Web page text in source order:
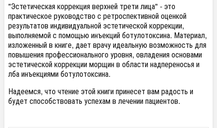
"Эстетическая коррекция верхней трети лица" - это
практическое руководство с ретроспективной оценкой
результатов индивидуальной эстетической коррекции,
выполняемой с помощью инъекций ботулотоксина. Материал,
изложенный в книге, дает врачу идеальную возможность для
повышения профессионального уровня, овладения основами
эстетической коррекции морщин в области надпереносья и
лба инъекциями ботулотоксина.
Надеемся, что чтение этой книги принесет вам радость и
будет способствовать успехам в лечении пациентов.